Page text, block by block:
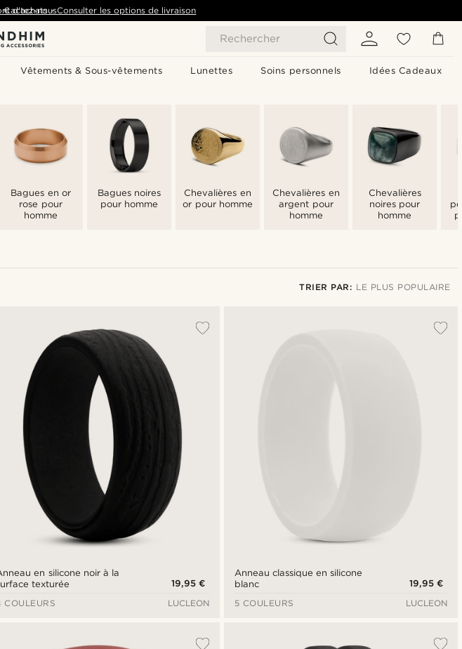
Rechercher
Vêtements & Sous-vêtements Lunettes Soins personnels Idées Cadeaux
€ d'achats- Consulter les options de livraison
nous
Bagues en or
rose pour
homme
Bagues noires
pour homme
Chevalières en
or pour homme
Chevalières en
argent pour
homme
Chevalières
noires pour
homme
TRIER PAR: LE PLUS POPULAIRE
en silicone noir à la
texturée
19,95 €
COULEURS
LUCLEON
Anneau classique en silicone
blanc
19,95 €
5 COULEURS
LUCLEON